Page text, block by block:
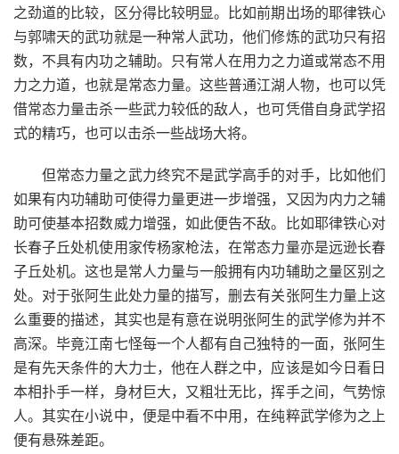
之劲道的比较，区分得比较明显。比如前期出场的耶律铁心
与郭啸天的武功就是一种常人武功，他们修炼的武功只有招
数，不具有内功之辅助。只有常人在用力之力道或常态不用
力之力道，也就是常态力量。这些普通江湖人物，也可以凭
借常态力量击杀一些武力较低的敌人，也可凭借自身武学招
式的精巧，也可以击杀一些战场大将。
但常态力量之武力终究不是武学高手的对手，比如他们
如果有内功辅助可使得力量更进一步增强，又因为内力之辅
助可使基本招数威力增强，如此便告不敌。比如耶律铁心对
长春子丘处机使用家传杨家枪法，在常态力量亦是远逊长春
子丘处机。这也是常人力量与一般拥有内功辅助之量区别之
处。对于张阿生此处力量的描写，删去有关张阿生力量上这
么重要的描述，其实也是有意在说明张阿生的武学修为并不
高深。毕竟江南七怪每一个人都有自己独特的一面，张阿生
是有先天条件的大力士，他在人群之中，应该是如今日看日
本相扑手一样，身材巨大，又粗壮无比，挥手之间，气势惊
人。其实在小说中，便是中看不中用，在纯粹武学修为之上
便有悬殊差距。